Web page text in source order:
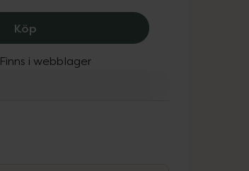
Köp Vichy Pureté Thermale 3-in-1
Finns i webblager